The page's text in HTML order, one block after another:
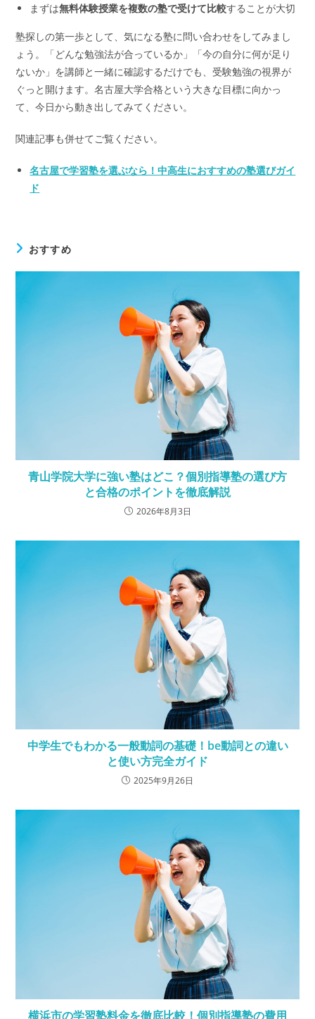
まずは無料体験授業を複数の塾で受けて比較することが大切
塾探しの第一歩として、気になる塾に問い合わせをしてみまし
ょう。「どんな勉強法が合っているか」「今の自分に何が足り
ないか」を講師と一緒に確認するだけでも、受験勉強の視界が
ぐっと開けます。名古屋大学合格という大きな目標に向かっ
て、今日から動き出してみてください。
関連記事も併せてご覧ください。
名古屋で学習塾を選ぶなら！中高生におすすめの塾選びガイ
ド
おすすめ
青山学院大学に強い塾はどこ？個別指導塾の選び方
と合格のポイントを徹底解説
2026年8月3日
中学生でもわかる一般動詞の基礎！be動詞との違い
と使い方完全ガイド
2025年9月26日
横浜市の学習塾料金を徹底比較！個別指導塾の費用